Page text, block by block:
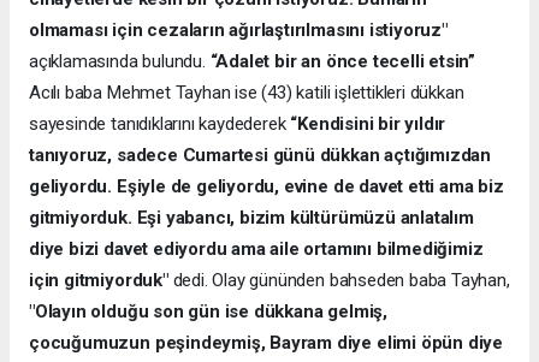
olmaması için cezaların ağırlaştırılmasını istiyoruz"
açıklamasında bulundu. “Adalet bir an önce tecelli etsin”
Acılı baba Mehmet Tayhan ise (43) katili işlettikleri dükkan
sayesinde tanıdıklarını kaydederek“Kendisini bir yıldır
tanıyoruz, sadece Cumartesi günü dükkan açtığımızdan
geliyordu. Eşiyle de geliyordu, evine de davet etti ama biz
gitmiyorduk. Eşi yabancı, bizim kültürümüzü anlatalım
diye bizi davet ediyordu ama aile ortamını bilmediğimiz
için gitmiyorduk" dedi. Olay gününden bahseden baba Tayhan,
"Olayın olduğu son gün ise dükkana gelmiş,
çocuğumuzun peşindeymiş, Bayram diye elimi öpün diye